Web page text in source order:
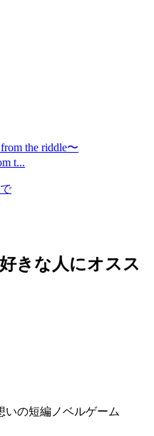
t...
きな人にオスス
いの短編ノベルゲーム